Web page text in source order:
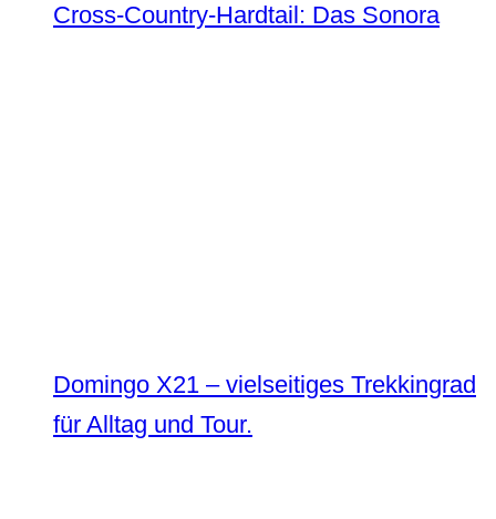
Cross-Country-Hardtail: Das Sonora
Domingo X21 – vielseitiges Trekkingrad
für Alltag und Tour.